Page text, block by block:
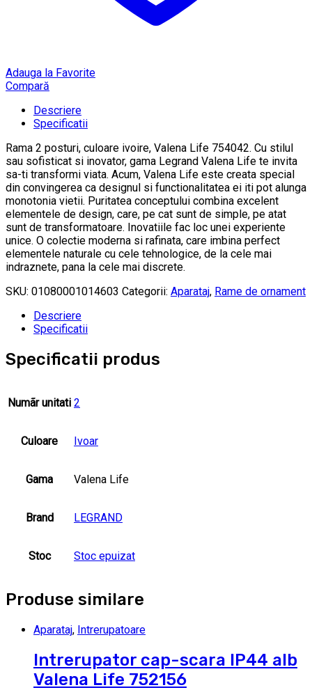
Adauga la Favorite
Compară
Descriere
Specificatii
Rama 2 posturi, culoare ivoire, Valena Life 754042. Cu stilul
sau sofisticat si inovator, gama Legrand Valena Life te invita
sa-ti transformi viata. Acum, Valena Life este creata special
din convingerea ca designul si functionalitatea ei iti pot alunga
monotonia vietii. Puritatea conceptului combina excelent
elementele de design, care, pe cat sunt de simple, pe atat
sunt de transformatoare. Inovatiile fac loc unei experiente
unice. O colectie moderna si rafinata, care imbina perfect
elementele naturale cu cele tehnologice, de la cele mai
indraznete, pana la cele mai discrete.
SKU: 01080001014603 Categorii: Aparataj, Rame de ornament
Descriere
Specificatii
Specificatii produs
Numãr unitati 2
Culoare Ivoar
Gama Valena Life
Brand LEGRAND
Stoc Stoc epuizat
Produse similare
Aparataj, Intrerupatoare
Intrerupator cap-scara IP44 alb
Valena Life 752156